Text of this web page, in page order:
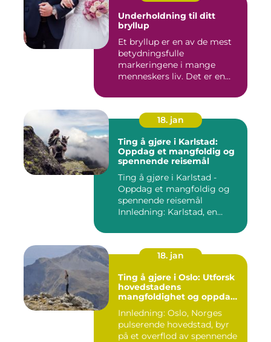
Underholdning til ditt
bryllup
Et bryllup er en av de mest
betydningsfulle
markeringene i mange
menneskers liv. Det er en
18. jan
Ting å gjøre i Karlstad:
Oppdag et mangfoldig og
spennende reisemål
Ting å gjøre i Karlstad -
Oppdag et mangfoldig og
spennende reisemål
Innledning: Karlstad, en
18. jan
Ting å gjøre i Oslo: Utforsk
hovedstadens
mangfoldighet og oppdag
Innledning: Oslo, Norges
pulserende hovedstad, byr
på et overflod av spennende